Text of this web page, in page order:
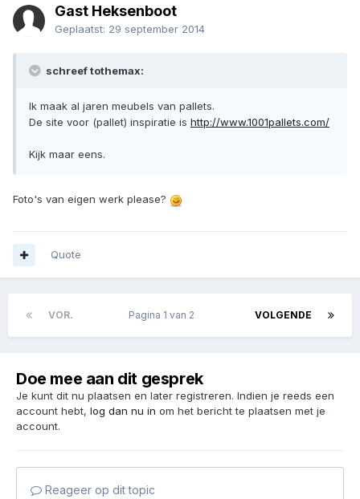
Gast Heksenboot
Geplaatst: 29 september 2014
schreef tothemax:
Ik maak al jaren meubels van pallets.
De site voor (pallet) inspiratie is http://www.1001pallets.com/
Kijk maar eens.
Foto's van eigen werk please?
Quote
VOR. VOLGENDE
Pagina 1 van 2
Doe mee aan dit gesprek
Je kunt dit nu plaatsen en later registreren. Indien je reeds een
account hebt, log dan nu in om het bericht te plaatsen met je
account.
Reageer op dit topic